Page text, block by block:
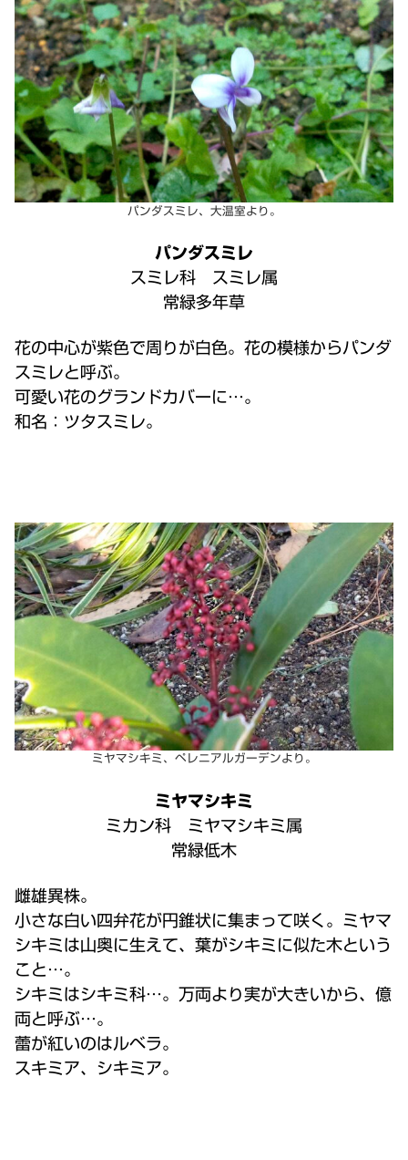
パンダスミレ、大温室より。
パンダスミレ
スミレ科 スミレ属
常緑多年草
花の中心が紫色で周りが白色。花の模様からパンダ
スミレと呼ぶ。
可愛い花のグランドカバーに…。
和名：ツタスミレ。
ミヤマシキミ、ペレニアルガーデンより。
ミヤマシキミ
ミカン科 ミヤマシキミ属
常緑低木
雌雄異株。
小さな白い四弁花が円錐状に集まって咲く。ミヤマ
シキミは山奥に生えて、葉がシキミに似た木という
こと…。
シキミはシキミ科…。万両より実が大きいから、億
両と呼ぶ…。
蕾が紅いのはルベラ。
スキミア、シキミア。